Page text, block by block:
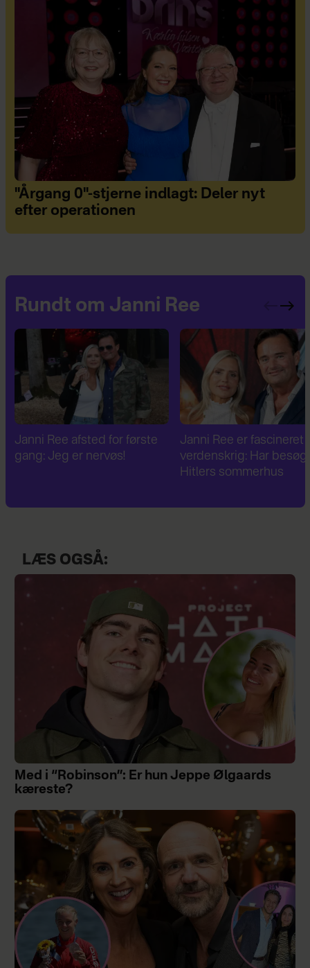
"Årgang 0"-stjerne indlagt: Deler nyt
efter operationen
Rundt om Janni Ree
Janni Ree er fascineret af 2.
verdenskrig: Har besøgt
Janni Ree bryder
tavsheden: "Det er
fuldstændig absurd"
LÆS OGSÅ:
Med i “Robinson”: Er hun Jeppe Ølgaards
kæreste?